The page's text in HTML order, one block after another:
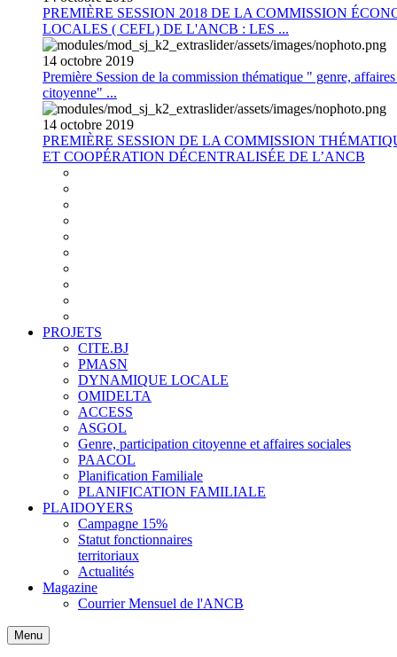
PREMIÈRE SESSION 2018 DE LA COMMISSION
LOCALES ( CEFL) DE L'ANCB : LES ...
14 octobre 2019
Première Session de la commission thématique " genre,
citoyenne" ...
14 octobre 2019
PREMIÈRE SESSION DE LA COMMISSION
ET COOPÉRATION DÉCENTRALISÉE DE L’ANCB
PROJETS
CITE.BJ
PMASN
DYNAMIQUE LOCALE
OMIDELTA
ACCESS
ASGOL
Genre, participation citoyenne et affaires sociales
PAACOL
Planification Familiale
PLANIFICATION FAMILIALE
PLAIDOYERS
Campagne 15%
Statut fonctionnaires
territoriaux
Actualités
Magazine
Courrier Mensuel de l'ANCB
Menu